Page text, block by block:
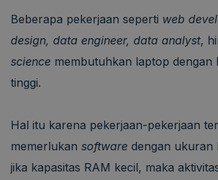
Beberapa pekerjaan seperti web
design, data engineer, data analyst,
science membutuhkan laptop dengan
tinggi.
Hal itu karena pekerjaan-pekerjaan
memerlukan software dengan ukuran
jika kapasitas RAM kecil, maka